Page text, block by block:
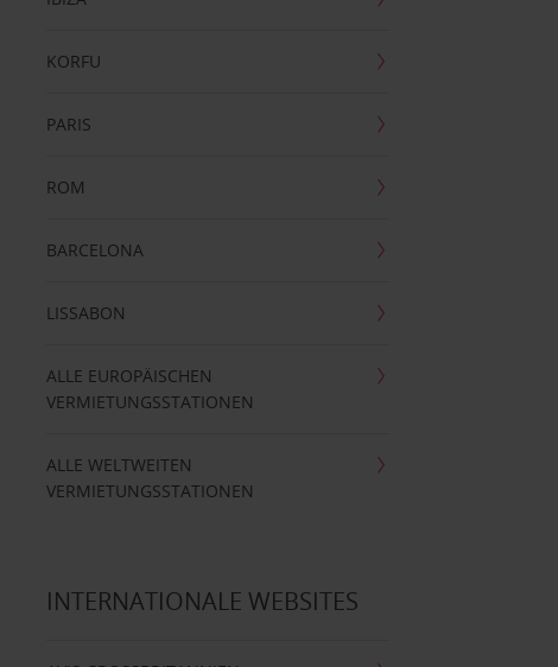
KORFU
PARIS
ROM
BARCELONA
LISSABON
ALLE EUROPÄISCHEN
VERMIETUNGSSTATIONEN
ALLE WELTWEITEN
VERMIETUNGSSTATIONEN
INTERNATIONALE WEBSITES